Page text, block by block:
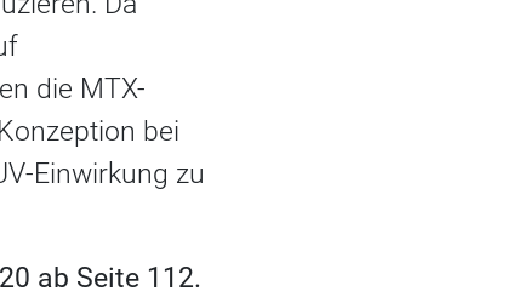
die MTX-
bei
Einwirkung zu
ab Seite 112.